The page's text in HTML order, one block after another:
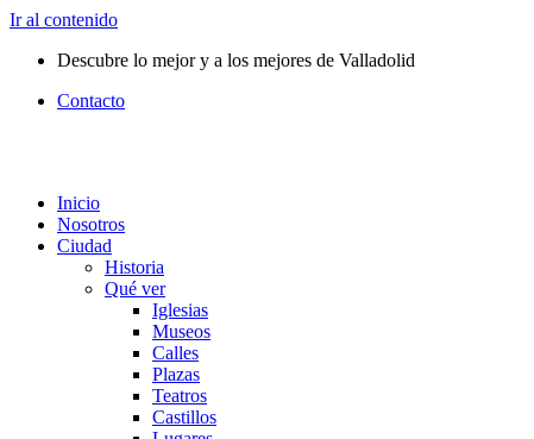
Ir al contenido
Descubre lo mejor y a los mejores de Valladolid
Contacto
Inicio
Nosotros
Ciudad
Historia
Qué ver
Iglesias
Museos
Calles
Plazas
Teatros
Castillos